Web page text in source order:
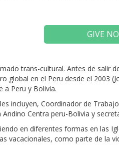
GIVE
trans-cultural. Antes de salir
global en el Peru desde el 2003
a Peru y Bolivia.
incluyen, Coordinador de
Centra peru-Bolivia y
en diferentes formas en las
vacacionales, como parte de la